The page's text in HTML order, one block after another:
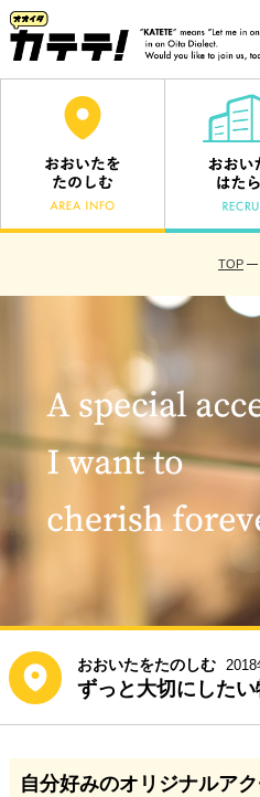
TOP
おおいたをたのしむ 2018
ずっと大切にした
自分好みのオリジナルアク